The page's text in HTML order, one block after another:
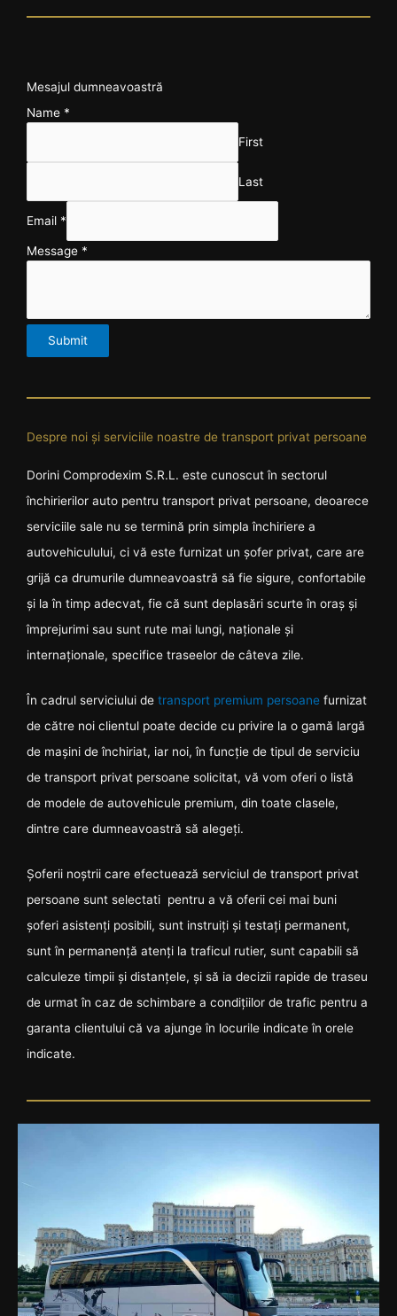
Mesajul dumneavoastră
Name *
First
Last
Email *
Message *
Submit
Despre noi și serviciile noastre de transport privat persoane
Dorini Comprodexim S.R.L. este cunoscut în sectorul
închirierilor auto pentru transport privat persoane, deoarece
serviciile sale nu se termină prin simpla închiriere a
autovehiculului, ci vă este furnizat un șofer privat, care are
grijă ca drumurile dumneavoastră să fie sigure, confortabile
și la în timp adecvat, fie că sunt deplasări scurte în oraș și
împrejurimi sau sunt rute mai lungi, naționale și
internaționale, specifice traseelor de câteva zile.
În cadrul serviciului de transport premium persoane furnizat
de către noi clientul poate decide cu privire la o gamă largă
de mașini de închiriat, iar noi, în funcție de tipul de serviciu
de transport privat persoane solicitat, vă vom oferi o listă
de modele de autovehicule premium, din toate clasele,
dintre care dumneavoastră să alegeți.
Șoferii noștrii care efectuează serviciul de transport privat
persoane sunt selectati pentru a vă oferii cei mai buni
șoferi asistenți posibili, sunt instruiți și testați permanent,
sunt în permanență atenți la traficul rutier, sunt capabili să
calculeze timpii și distanțele, și să ia decizii rapide de traseu
de urmat în caz de schimbare a condițiilor de trafic pentru a
garanta clientului că va ajunge în locurile indicate în orele
indicate.